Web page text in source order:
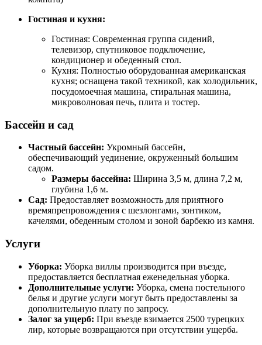
Гостиная и кухня:
Гостиная: Современная группа сидений,
телевизор, спутниковое подключение,
кондиционер и обеденный стол.
Кухня: Полностью оборудованная американская
кухня; оснащена такой техникой, как холодильник,
посудомоечная машина, стиральная машина,
микроволновая печь, плита и тостер.
Бассейн и сад
Частный бассейн: Укромный бассейн,
обеспечивающий уединение, окруженный большим
садом.
Размеры бассейна: Ширина 3,5 м, длина 7,2 м,
глубина 1,6 м.
Сад: Предоставляет возможность для приятного
времяпрепровождения с шезлонгами, зонтиком,
качелями, обеденным столом и зоной барбекю из камня.
Услуги
Уборка: Уборка виллы производится при въезде,
предоставляется бесплатная еженедельная уборка.
Дополнительные услуги: Уборка, смена постельного
белья и другие услуги могут быть предоставлены за
дополнительную плату по запросу.
Залог за ущерб: При въезде взимается 2500 турецких
лир, которые возвращаются при отсутствии ущерба.